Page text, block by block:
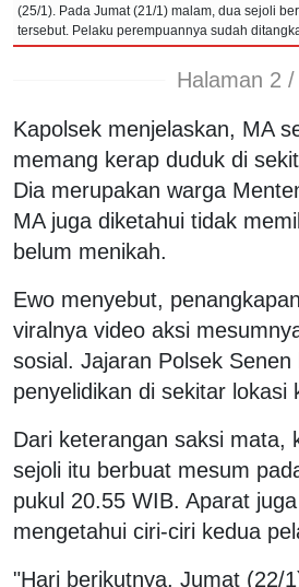
(25/1). Pada Jumat (21/1) malam, dua sejoli
tersebut. Pelaku perempuannya sudah
Halaman 2 /
Kapolsek menjelaskan, MA
memang kerap duduk di
Dia merupakan warga
MA juga diketahui tidak
belum menikah.
Ewo menyebut,
viralnya video aksi
sosial. Jajaran Polsek
penyelidikan di sekitar lokasi
Dari keterangan saksi mata,
sejoli itu berbuat mesum
pukul 20.55 WIB. Aparat juga
mengetahui ciri-ciri kedua
"Hari berikutnya, Jumat (22/